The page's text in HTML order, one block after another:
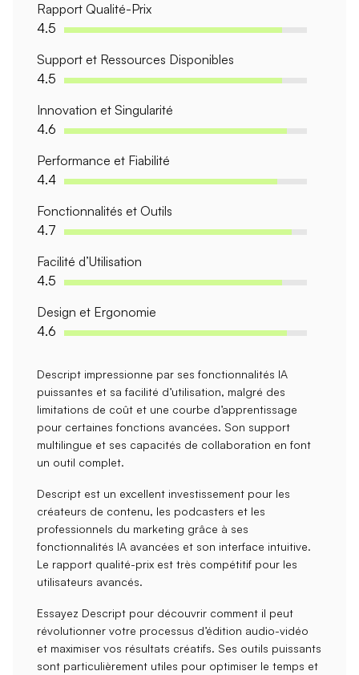
Rapport Qualité-Prix
4.5
Support et Ressources Disponibles
4.5
Innovation et Singularité
4.6
Performance et Fiabilité
4.4
Fonctionnalités et Outils
4.7
Facilité d’Utilisation
4.5
Design et Ergonomie
4.6
Descript impressionne par sesfonctionnalités IA
puissantes et sa facilité d’utilisation, malgré des
limitations de coût et une courbe d’apprentissage
pour certaines fonctions avancées. Son support
multilingue et ses capacités de collaboration en font
un outil complet.
Descript est un excellent investissement pour les
créateurs de contenu, les podcasters et les
professionnels du marketing grâce à ses
fonctionnalités IA avancées et son interface intuitive.
Le rapport qualité-prix est très compétitif pour les
utilisateurs avancés.
Essayez Descript pour découvrir comment il peut
révolutionner votre processus d’édition audio-vidéo
et maximiser vos résultats créatifs. Ses outils puissants
sont particulièrement utiles pour optimiser le temps et